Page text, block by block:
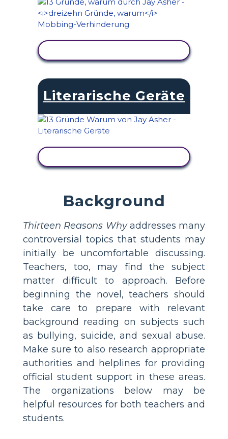
Literarische Geräte
Background
Thirteen Reasons Whyaddresses many
controversial topics that students may
initially be uncomfortable discussing.
Teachers, too, may find the subject
matter difficult to approach. Before
beginning the novel, teachers should
take care to prepare with relevant
background reading on subjects such
as bullying, suicide, and sexual abuse.
Make sure to also research appropriate
authorities and helplines for providing
official student support in these areas.
The organizations below may be
helpful resources for both teachers and
students.